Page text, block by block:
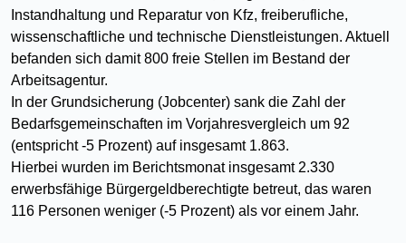
Instandhaltung und Reparatur von Kfz, freiberufliche,
wissenschaftliche und technische Dienstleistungen. Aktuell
befanden sich damit 800 freie Stellen im Bestand der
Arbeitsagentur.
In der Grundsicherung (Jobcenter) sank die Zahl der
Bedarfsgemeinschaften im Vorjahresvergleich um 92
(entspricht -5 Prozent) auf insgesamt 1.863.
Hierbei wurden im Berichtsmonat insgesamt 2.330
erwerbsfähige Bürgergeldberechtigte betreut, das waren
116 Personen weniger (-5 Prozent) als vor einem Jahr.